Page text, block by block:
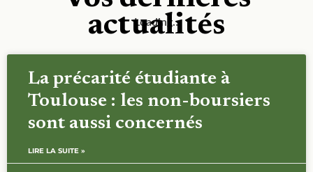
Loading…
actualités
La précarité étudiante à
Toulouse : les non-boursiers
sont aussi concernés
LIRE LA SUITE »